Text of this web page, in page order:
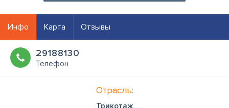
Инфо Карта Отзывы
29188130
Телефон
Отрасль:
Трикотаж